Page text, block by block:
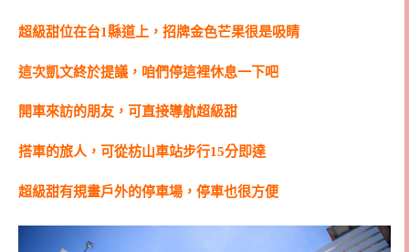
超級甜位在台1縣道上，招牌金色芒果很是吸睛
這次凱文終於提議，咱們停這裡休息一下吧
開車來訪的朋友，可直接導航超級甜
搭車的旅人，可從枋山車站步行15分即達
超級甜有規畫戶外的停車場，停車也很方便